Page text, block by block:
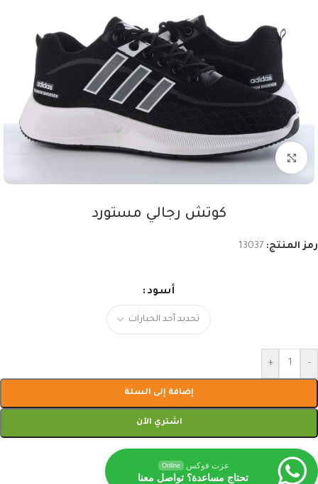
اضغط للتكبير
كوتش رجالي مستورد
رمز المنتج: 13037
أسود
-
+
إضافة إلى السلة
اشتري الآن
عزت فوكس Online
تحتاج مساعدة؟ تواصل معنا